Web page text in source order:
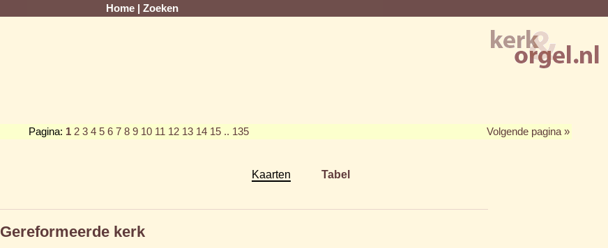
Home Zoeken
Pagina: 1 2 3 4 5 6 7 8 9 10 11 12 13 14 15 .. 135 Volgende pagina »
Kaarten Tabel
Gereformeerde kerk